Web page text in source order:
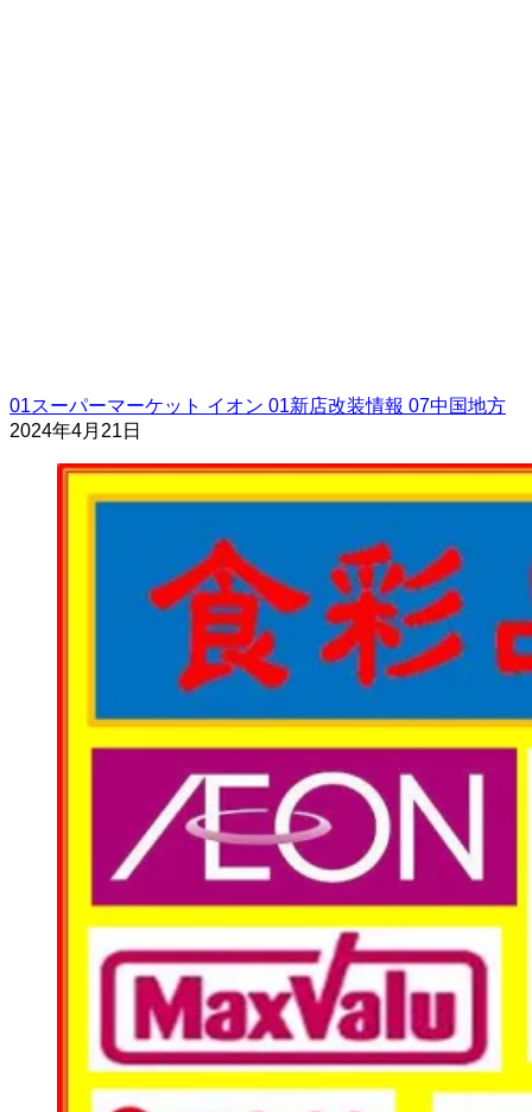
01スーパーマーケット イオン 01新店改装情報 07中国地方
2024年4月21日